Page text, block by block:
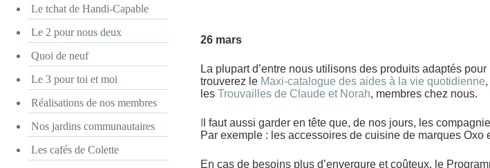
26 mars
La plupart d’entre nous utilisons des produits adaptés
trouverez le Maxi-catalogue des aides à la vie quotidienne
lesTrouvailles de Claude et Norah, membres chez nous.
l faut aussi garder en tête que, de nos jours, les
Par exemple : les accessoires de cuisine de marques
En cas de besoins plus d’envergure et coûteux, le
Le tchat de Handi-Capable
Le 2 pour nous deux
Quoi de neuf
Le 3 pour toi et moi
Réalisations de nos membres
Nos jardins communautaires
Les cafés de Colette